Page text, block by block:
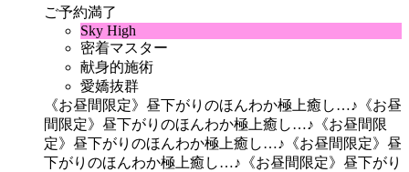
ご予約満了
Sky High
密着マスター
献身的施術
愛嬌抜群
《お昼間限定》昼下がりのほんわか極上癒し…♪ 《お昼
間限定》昼下がりのほんわか極上癒し…♪ 《お昼間限
定》昼下がりのほんわか極上癒し…♪ 《お昼間限定》昼
下がりのほんわか極上癒し…♪ 《お昼間限定》昼下がり